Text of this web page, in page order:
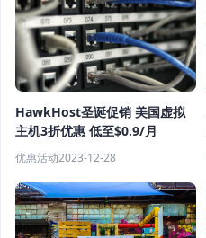
HawkHost圣诞促销 美国虚拟
主机3折优惠 低至$0.9/月
优惠活动2023-12-28